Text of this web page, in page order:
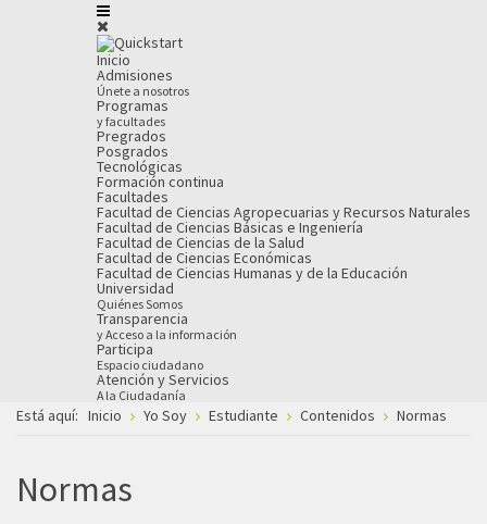
Inicio
Admisiones
Únete a nosotros
Programas
y facultades
Pregrados
Posgrados
Tecnológicas
Formación continua
Facultades
Facultad de Ciencias Agropecuarias y Recursos Naturales
Facultad de Ciencias Básicas e Ingeniería
Facultad de Ciencias de la Salud
Facultad de Ciencias Económicas
Facultad de Ciencias Humanas y de la Educación
Universidad
Quiénes Somos
Transparencia
y Acceso a la información
Participa
Espacio ciudadano
Atención y Servicios
A la Ciudadanía
Está aquí: Inicio Yo Soy Estudiante Contenidos Normas
Normas